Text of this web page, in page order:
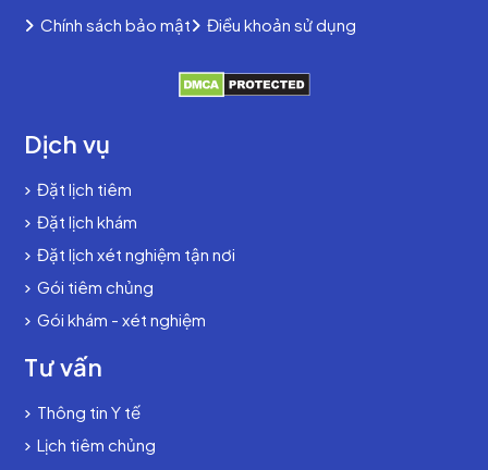
Chính sách bảo mật Điều khoản sử dụng
Dịch vụ
Đặt lịch tiêm
Đặt lịch khám
Đặt lịch xét nghiệm tận nơi
Gói tiêm chủng
Gói khám - xét nghiệm
Tư vấn
Thông tin Y tế
Lịch tiêm chủng